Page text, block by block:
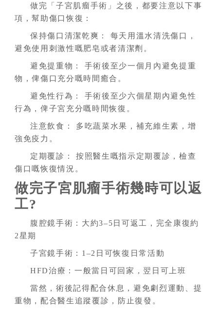
做完「子宮肌瘤手術」之後，都要注意以下事
項，幫助傷口恢復：
保持傷口清潔乾爽： 每天用溫水清洗傷口，
避免使用刺激性嘅肥皂或者清潔劑。
避免提重物： 手術後至少一個月內避免提重
物，俾傷口充分嘅時間癒合。
避免性行為： 手術後至少六個星期內避免性
行為，俾子宮充分嘅時間恢復。
注意飲食： 多吃蔬菜水果，補充維生素，增
強免疫力。
定期覆診： 按照醫生嘅指示定期覆診，檢查
傷口嘅恢復情況。
做完子宮肌瘤手術幾時可以返
工?
腹腔鏡手術：大約3–5日可返工，完全康復約
2星期
子宮鏡手術：1–2日可恢復日常活動
HFD治療：一般當日可回家，翌日可上班
當然，術後記得配合休息，避免劇烈運動、提
重物，配合醫生追蹤覆診，防止復發。